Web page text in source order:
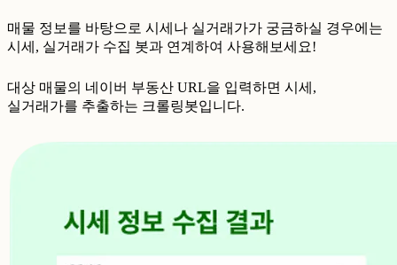
매물 정보를 바탕으로 시세나 실거래가가 궁금하실 경우에는
시세, 실거래가 수집 봇과 연계하여 사용해보세요!
대상 매물의 네이버 부동산 URL을 입력하면 시세,
실거래가를 추출하는 크롤링봇입니다.